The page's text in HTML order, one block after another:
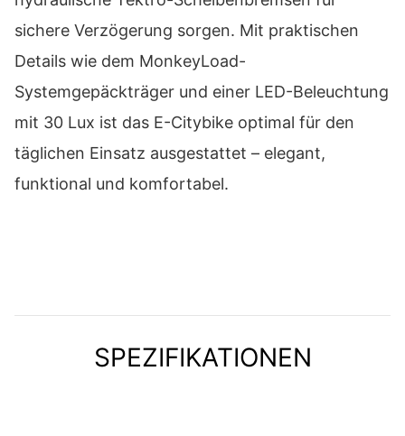
sichere Verzögerung sorgen. Mit praktischen
Details wie dem MonkeyLoad-
Systemgepäckträger und einer LED-Beleuchtung
mit 30 Lux ist das E-Citybike optimal für den
täglichen Einsatz ausgestattet – elegant,
funktional und komfortabel.
SPEZIFIKATIONEN